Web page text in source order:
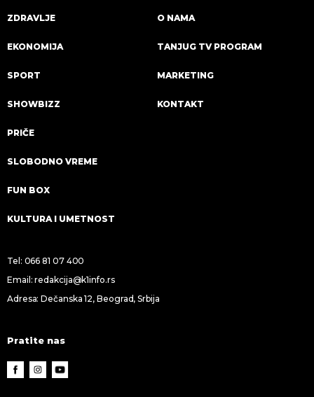
ZDRAVLJE
EKONOMIJA
SPORT
SHOWBIZZ
PRIČE
SLOBODNO VREME
FUN BOX
KULTURA I UMETNOST
O NAMA
TANJUG TV PROGRAM
MARKETING
KONTAKT
Tel: 066 81 07 400
Email:redakcija@k1info.rs
Adresa: Dečanska 12, Beograd, Srbija
Pratite nas